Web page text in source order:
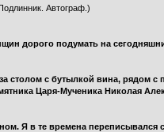
Автограф.)
дорого подумать на
с бутылкой вина, рядом с
Царя-Мученика Николая
Я в те времена